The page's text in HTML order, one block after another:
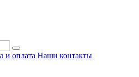
и оплата Наши контакты